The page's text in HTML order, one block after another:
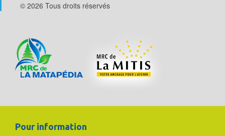
© 2026 Tous droits réservés
Pour information